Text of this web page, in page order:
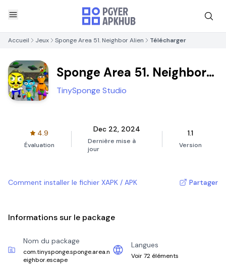
Accueil Jeux Sponge Area 51. Neighbor Alien Télécharger
Sponge Area 51. Neighbor
Alien
TinySponge Studio
4.9
Évaluation
Dec 22, 2024
Dernière mise à
jour
1.1
Version
Comment installer le fichier XAPK / APK Partager
Informations sur le package
Nom du package
com.tinysponge.sponge.area.n
eighbor.escape
Langues
Voir 72 éléments